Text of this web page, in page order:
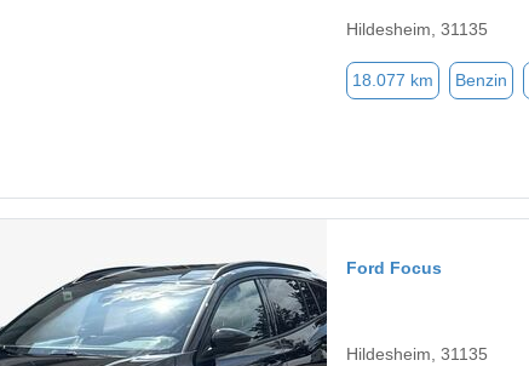
Hildesheim, 31135
18.077 km Benzin
Ford Focus
Hildesheim, 31135